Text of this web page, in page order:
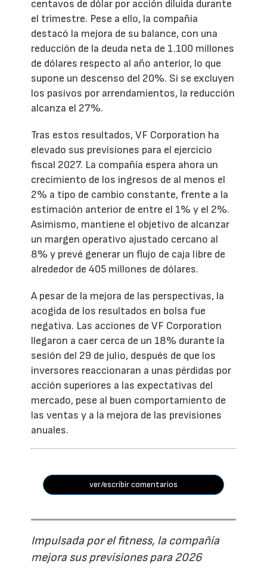
centavos de dólar por acción diluida durante
el trimestre. Pese a ello, la compañía
destacó la mejora de su balance, con una
reducción de la deuda neta de 1.100 millones
de dólares respecto al año anterior, lo que
supone un descenso del 20%. Si se excluyen
los pasivos por arrendamientos, la reducción
alcanza el 27%.
Tras estos resultados, VF Corporation ha
elevado sus previsiones para el ejercicio
fiscal 2027. La compañía espera ahora un
crecimiento de los ingresos de al menos el
2% a tipo de cambio constante, frente a la
estimación anterior de entre el 1% y el 2%.
Asimismo, mantiene el objetivo de alcanzar
un margen operativo ajustado cercano al
8% y prevé generar un flujo de caja libre de
alrededor de 405 millones de dólares.
A pesar de la mejora de las perspectivas, la
acogida de los resultados en bolsa fue
negativa. Las acciones de VF Corporation
llegaron a caer cerca de un 18% durante la
sesión del 29 de julio, después de que los
inversores reaccionaran a unas pérdidas por
acción superiores a las expectativas del
mercado, pese al buen comportamiento de
las ventas y a la mejora de las previsiones
anuales.
ver/escribir comentarios
Impulsada por el fitness, la compañía
mejora sus previsiones para 2026